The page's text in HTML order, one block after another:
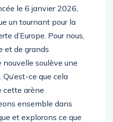
rachetéParis La
le 6 janvier 2026,
un tournant pour la
d’Europe. Pour nous,
et de grands
soulève une
ce que cela
cette arène
ensemble dans